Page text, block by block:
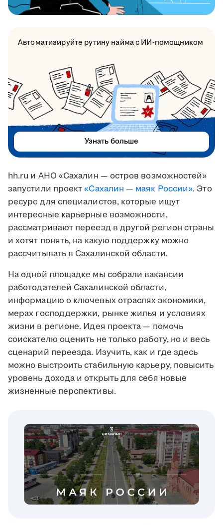
hh.ru и АНО «Сахалин — остров возможностей»
запустили проект«Сахалин — маяк России». Это
ресурс для специалистов, которые ищут
интересные карьерные возможности,
рассматривают переезд в другой регион страны
и хотят понять, на какую поддержку можно
рассчитывать в Сахалинской области.
На одной площадке мы собрали вакансии
работодателей Сахалинской области,
информацию о ключевых отраслях экономики,
мерах господдержки, рынке жилья и условиях
жизни в регионе. Идея проекта — помочь
соискателю оценить не только работу, но и весь
сценарий переезда. Изучить, как и где здесь
можно выстроить стабильную карьеру, повысить
уровень дохода и открыть для себя новые
жизненные перспективы.
Автоматизируйте рутину найма с ИИ-помощником
Узнать больше